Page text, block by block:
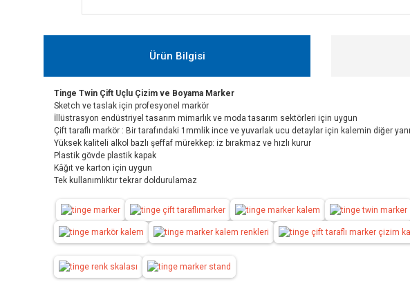
Ürün Bilgisi
Tinge Twin Çift Uçlu Çizim ve Boyama Marker
Sketch ve taslak için profesyonel markör
İllüstrasyon endüstriyel tasarım mimarlık ve moda tasarım sektörleri için uygun
Çift taraflı markör : Bir tarafındaki 1mmlik ince ve yuvarlak ucu detaylar için kalemin diğer
Yüksek kaliteli alkol bazlı şeffaf mürekkep: iz bırakmaz ve hızlı kurur
Plastik gövde plastik kapak
Kâğıt ve karton için uygun
Tek kullanımlıktır tekrar doldurulamaz